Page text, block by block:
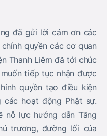
đã gửi lời cảm ơn các
quyền các cơ quan
Thanh Liêm đã tới chúc
tiếp tục nhận được
quyền tạo điều kiện
hoạt động Phật sự.
nỗ lực hướng dẫn Tăng
trương, đường lối của